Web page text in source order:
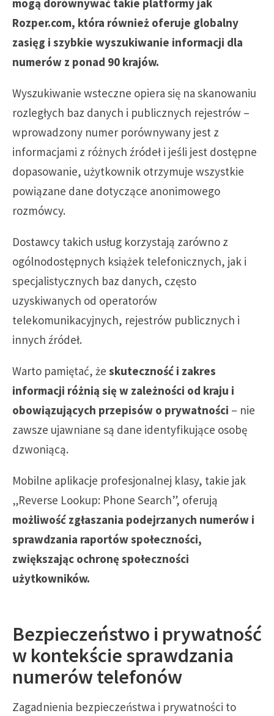
mogą dorównywać takie platformy jak
Rozper.com, która również oferuje globalny
zasięg i szybkie wyszukiwanie informacji dla
numerów z ponad 90 krajów.
Wyszukiwanie wsteczne opiera się na skanowaniu
rozległych baz danych i publicznych rejestrów –
wprowadzony numer porównywany jest z
informacjami z różnych źródeł i jeśli jest dostępne
dopasowanie, użytkownik otrzymuje wszystkie
powiązane dane dotyczące anonimowego
rozmówcy.
Dostawcy takich usług korzystają zarówno z
ogólnodostępnych książek telefonicznych, jak i
specjalistycznych baz danych, często
uzyskiwanych od operatorów
telekomunikacyjnych, rejestrów publicznych i
innych źródeł.
Warto pamiętać, że skuteczność i zakres
informacji różnią się w zależności od kraju i
obowiązujących przepisów o prywatności – nie
zawsze ujawniane są dane identyfikujące osobę
dzwoniącą.
Mobilne aplikacje profesjonalnej klasy, takie jak
„Reverse Lookup: Phone Search”, oferują
możliwość zgłaszania podejrzanych numerów i
sprawdzania raportów społeczności,
zwiększając ochronę społeczności
użytkowników.
Bezpieczeństwo i prywatność
w kontekście sprawdzania
numerów telefonów
Zagadnienia bezpieczeństwa i prywatności to